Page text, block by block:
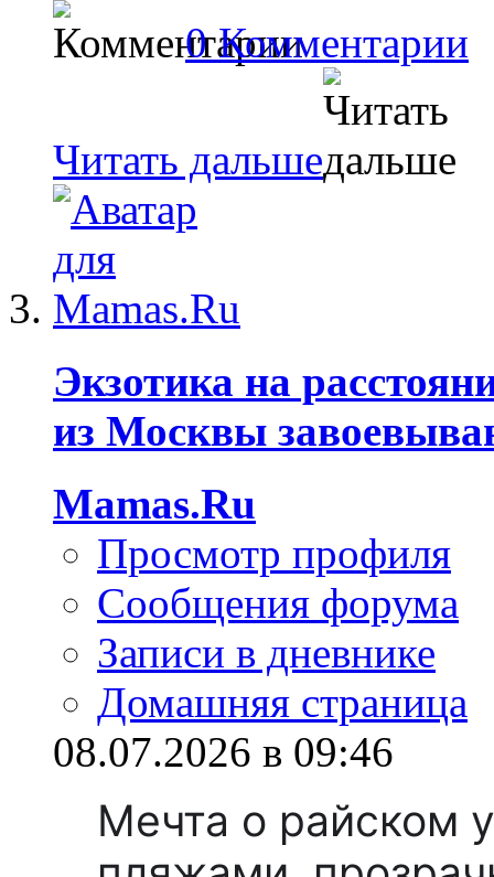
0 Комментарии
Читать дальше
Экзотика на
из Москвы
Mamas.Ru
Просмотр профиля
Сообщения форума
Записи в дневнике
Домашняя страница
08.07.2026 в 09:46
Мечта о райском